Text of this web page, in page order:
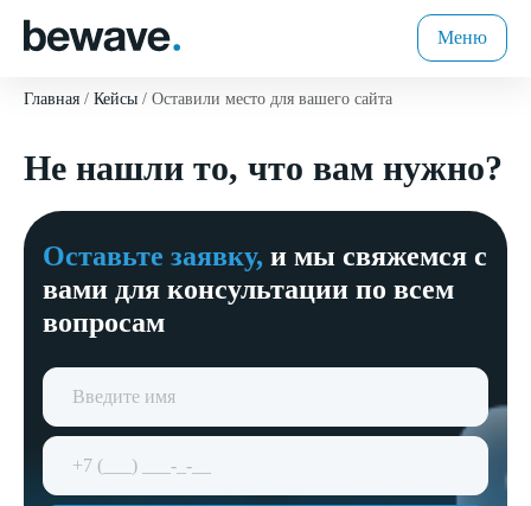
Меню
Главная Кейсы Оставили место для вашего сайта
Не нашли то, что вам нужно?
Оставьте заявку, и мы свяжемся с
вами для консультации по всем
вопросам